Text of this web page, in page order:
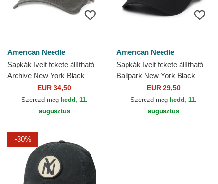
American Needle
Sapkák ívelt fekete állítható
Archive New York Black
Yankees MLB American
Needle
EUR 34,50
Szerezd meg kedd, 11.
augusztus
American Needle
Sapkák ívelt fekete állítható
Ballpark New York Black
Yankees MLB American
Needle
EUR 29,50
Szerezd meg kedd, 11.
augusztus
-30%